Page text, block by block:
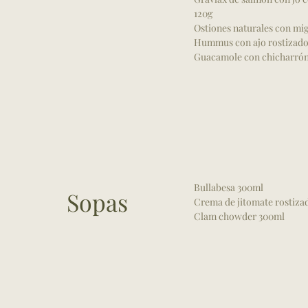
120g
Ostiones naturales con
Hummus con ajo rostizado
Guacamole con
Sopas
Bullabesa 300ml
Crema de jitomate
Clam chowder 300ml